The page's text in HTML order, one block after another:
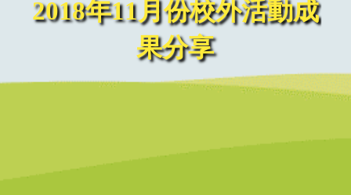
2018年11月份校外活動成
果分享